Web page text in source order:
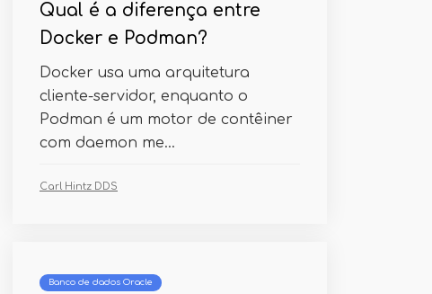
Qual é a diferença entre
Docker e Podman?
Docker usa uma arquitetura
cliente-servidor, enquanto o
Podman é um motor de contêiner
com daemon me...
Carl Hintz DDS
Banco de dados Oracle